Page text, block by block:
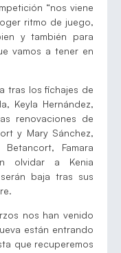
“nos viene
ritmo de juego,
y también para
vamos a tener en
tras los fichajes de
Keyla Hernández,
renovaciones de
y Mary Sánchez,
Famara
olvidar a Kenia
baja tras sus
nos han venido
están entrando
que recuperemos